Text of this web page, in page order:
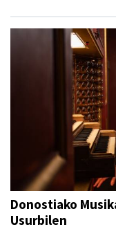
Donostiako
Usurbilen